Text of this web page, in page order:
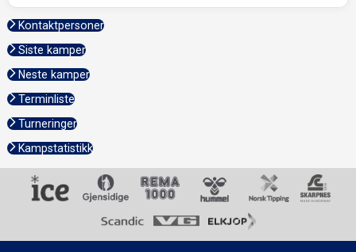
Kontaktpersoner
Siste kamper
Neste kamper
Terminliste
Turneringer
Kampstatistikk